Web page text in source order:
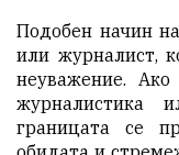
Подобен начин
или журналист,
неуважение.
журналистика
границата се